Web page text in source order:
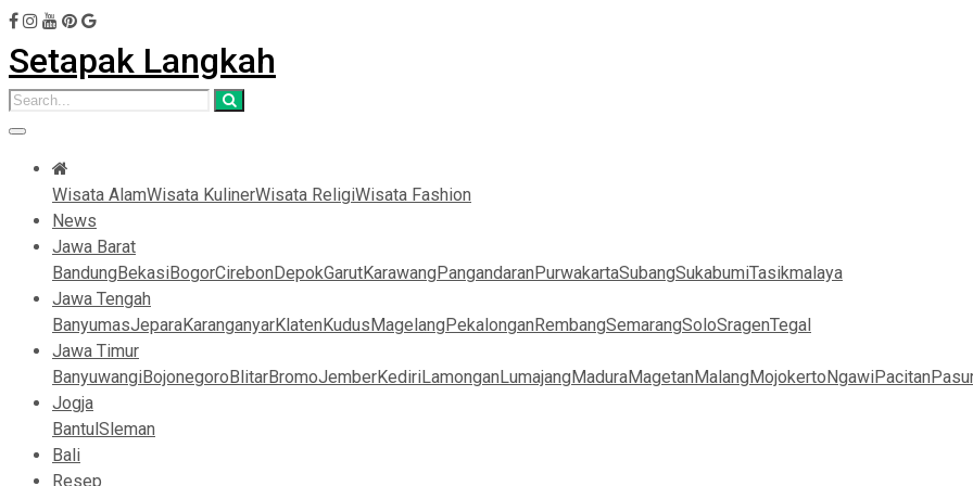
Setapak Langkah
Wisata AlamWisata KulinerWisata ReligiWisata Fashion
News
Jawa Barat
BandungBekasiBogorCirebonDepokGarutKarawangPangandaranPurwakartaSubangSukabumiTasikmalaya
Jawa Tengah
BanyumasJeparaKaranganyarKlatenKudusMagelangPekalonganRembangSemarangSoloSragenTegal
Jawa Timur
BanyuwangiBojonegoroBlitarBromoJemberKediriLamonganLumajangMaduraMagetanMalangMojokertoNgawiPacitan
Jogja
BantulSleman
Bali
Resep